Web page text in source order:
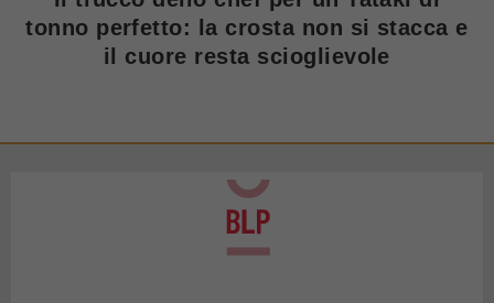
tonno perfetto: la crosta non si stacca e
il cuore resta scioglievole